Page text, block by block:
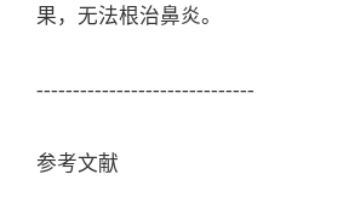
果，无法根治鼻炎。
------------------------------
参考文献